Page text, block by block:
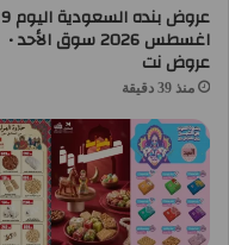
عروض بنده السعودية اليوم 9
اغسطس 2026 سوق الأحد •
عروض نت
منذ 39 دقيقة